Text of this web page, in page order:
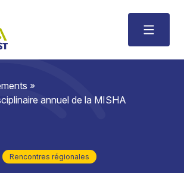
»
annuel de la MISHA
Rencontres régionales